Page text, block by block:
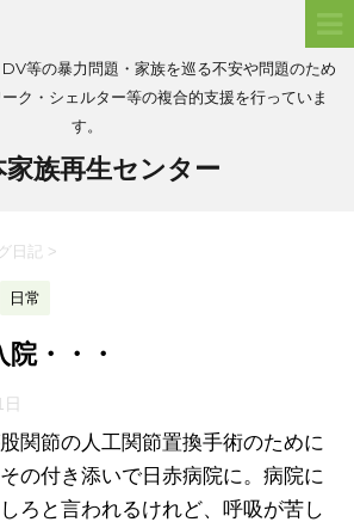
等の暴力問題・家族を巡る不安や問題のため
ク・シェルター等の複合的支援を行っていま
す。
家族再生センター
日記 >
日常
・・・
関節の人工関節置換手術のために
の付き添いで日赤病院に。病院に
ろと言われるけれど、呼吸が苦し